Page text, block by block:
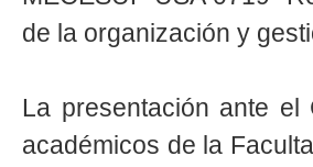
de la organización y
La presentación ante
académicos de la